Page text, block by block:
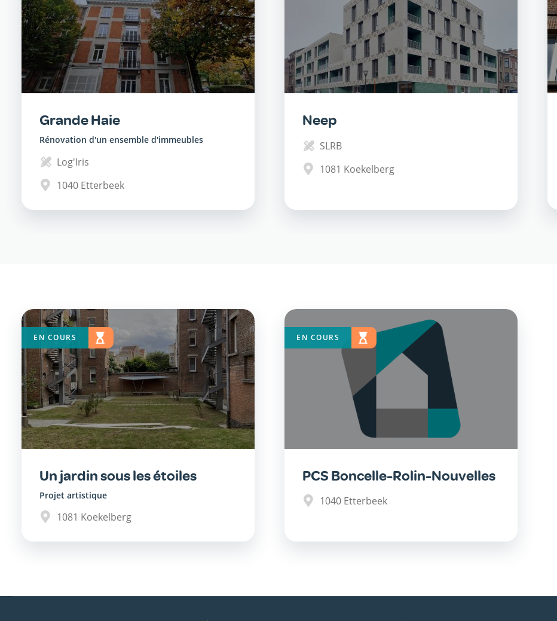
Grande Haie
Rénovation d'un ensemble d'immeubles
Log'Iris
1040 Etterbeek
Neep
SLRB
1081 Koekelberg
Un jardin sous les étoiles
Projet artistique
1081 Koekelberg
EN COURS
PCS Boncelle-Rolin-Nouvelles
1040 Etterbeek
EN COURS